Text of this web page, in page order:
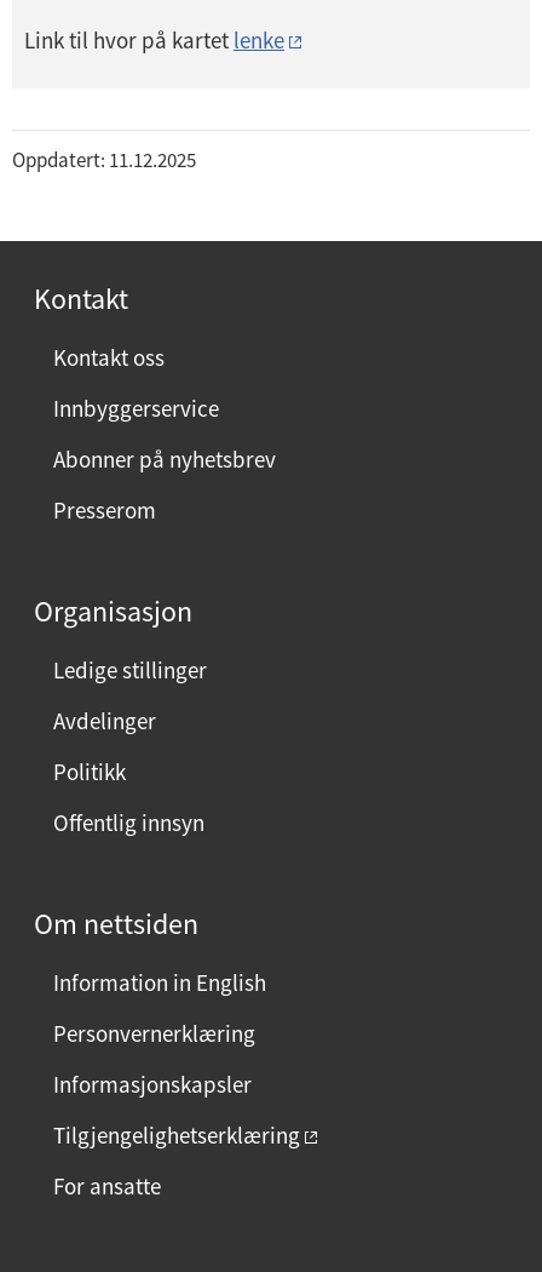
Link til hvor på kartet lenke
Oppdatert: 11.12.2025
Kontakt
Kontakt oss
Innbyggerservice
Abonner på nyhetsbrev
Presserom
Organisasjon
Ledige stillinger
Avdelinger
Politikk
Offentlig innsyn
Om nettsiden
Information in English
Personvernerklæring
Informasjonskapsler
Tilgjengelighetserklæring
For ansatte